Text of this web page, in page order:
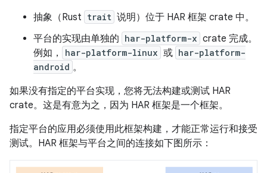
抽象（Rust trait 说明）位于 HAR 框架 crate 中。
平台的实现由单独的 har-platform-x crate 完成。
例如，
har-platform-linux 或 har-platform-
android 。
如果没有指定的平台实现，您将无法构建或测试 HAR
crate。这是有意为之，因为 HAR 框架是一个框架。
指定平台的应用必须使用此框架构建，才能正常运行和接受
测试。HAR 框架与平台之间的连接如下图所示：